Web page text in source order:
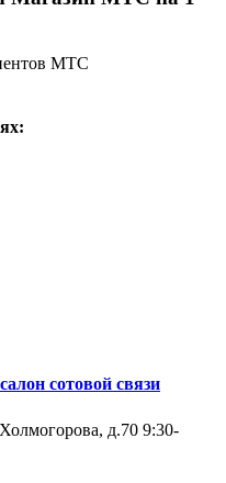
МТС
сотовой связи
д.70 9:30-